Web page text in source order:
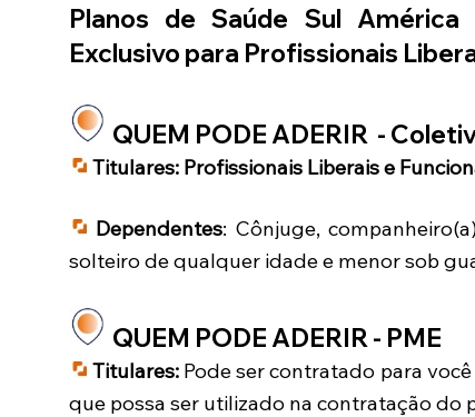
Planos de Saúde Sul América
Exclusivo para Profissionais
QUEM PODE ADERIR -
Titulares: Profissionais Liberais e
Dependentes: Cônjuge,
solteiro de qualquer idade e menor sob
QUEM PODE ADERIR - PME
Titulares: Pode ser contratado para
que possa ser utilizado na contratação do